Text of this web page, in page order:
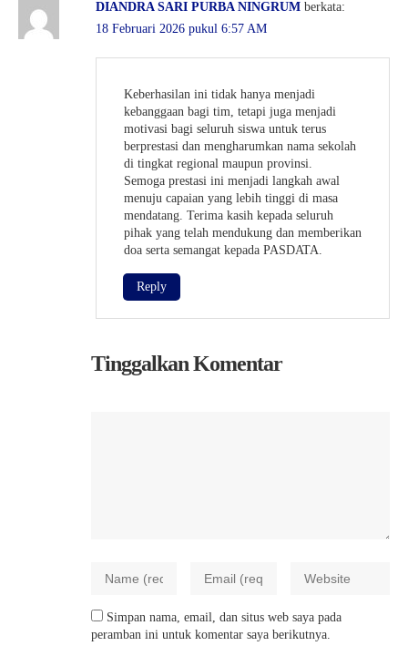
DIANDRA SARI PURBA NINGRUM berkata:
18 Februari 2026 pukul 6:57 AM
Keberhasilan ini tidak hanya menjadi
kebanggaan bagi tim, tetapi juga menjadi
motivasi bagi seluruh siswa untuk terus
berprestasi dan mengharumkan nama sekolah
di tingkat regional maupun provinsi.
Semoga prestasi ini menjadi langkah awal
menuju capaian yang lebih tinggi di masa
mendatang. Terima kasih kepada seluruh
pihak yang telah mendukung dan memberikan
doa serta semangat kepada PASDATA.
Reply
Tinggalkan Komentar
Simpan nama, email, dan situs web saya pada
peramban ini untuk komentar saya berikutnya.